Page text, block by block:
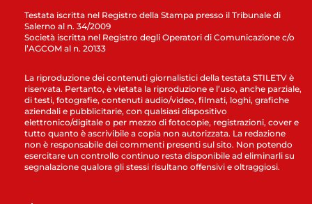
Testata iscritta nel Registro della Stampa presso il Tribunale di
Salerno al n. 34/2009
Società iscritta nel Registro degli Operatori di Comunicazione c/o
l’AGCOM al n. 20133
La riproduzione dei contenuti giornalistici della testata STILETV è
riservata. Pertanto, è vietata la riproduzione e l’uso, anche parziale,
di testi, fotografie, contenuti audio/video, filmati, loghi, grafiche
aziendali e pubblicitarie, con qualsiasi dispositivo
elettronico/digitale o per mezzo di fotocopie, registrazioni, cover e
tutto quanto è ascrivibile a copia non autorizzata. La redazione
non è responsabile dei commenti presenti sul sito. Non potendo
esercitare un controllo continuo resta disponibile ad eliminarli su
segnalazione qualora gli stessi risultano offensivi e oltraggiosi.